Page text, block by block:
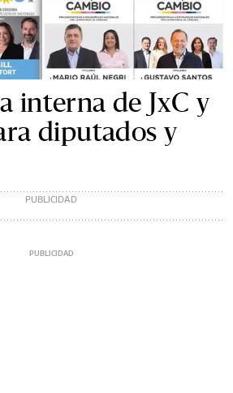
interna de JxC y
diputados y